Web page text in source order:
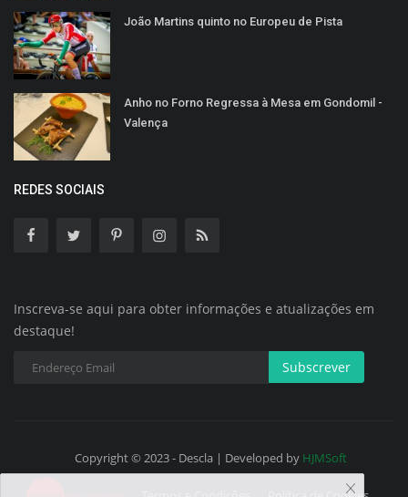
João Martins quinto no Europeu de Pista
Anho no Forno Regressa à Mesa em Gondomil -
Valença
REDES SOCIAIS
Inscreva-se aqui para obter informações e atualizações em
destaque!
Subscrever
Copyright © 2023 - Descla | Developed by HJMSoft